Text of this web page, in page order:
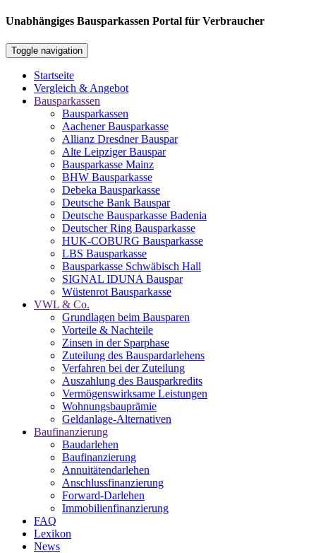
Unabhängiges Bausparkassen Portal für Verbraucher
Toggle navigation
Startseite
Vergleich & Angebot
Bausparkassen
Bausparkassen
Aachener Bausparkasse
Allianz Dresdner Bauspar
Alte Leipziger Bauspar
Bausparkasse Mainz
BHW Bausparkasse
Debeka Bausparkasse
Deutsche Bank Bauspar
Deutsche Bausparkasse Badenia
Deutscher Ring Bausparkasse
HUK-COBURG Bausparkasse
LBS Bausparkasse
Bausparkasse Schwäbisch Hall
SIGNAL IDUNA Bauspar
Wüstenrot Bausparkasse
VWL & Co.
Grundlagen beim Bausparen
Vorteile & Nachteile
Zinsen in der Sparphase
Zuteilung des Bauspardarlehens
Verfahren bei der Zuteilung
Auszahlung des Bausparkredits
Vermögenswirksame Leistungen
Wohnungsbauprämie
Geldanlage-Alternativen
Baufinanzierung
Baudarlehen
Baufinanzierung
Annuitätendarlehen
Anschlussfinanzierung
Forward-Darlehen
Immobilienfinanzierung
FAQ
Lexikon
News